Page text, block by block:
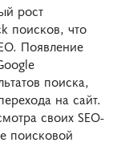
рост
поисков, что
Появление
поиска,
на сайт.
своих SEO-
поисковой